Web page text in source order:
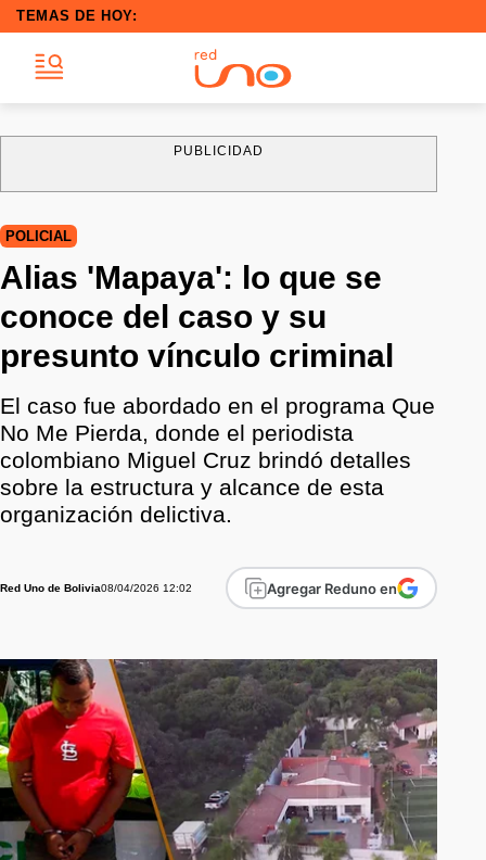
TEMAS DE HOY:
PUBLICIDAD
POLICIAL
Alias 'Mapaya': lo que se
conoce del caso y su
presunto vínculo criminal
El caso fue abordado en el programa Que
No Me Pierda, donde el periodista
colombiano Miguel Cruz brindó detalles
sobre la estructura y alcance de esta
organización delictiva.
Red Uno de Bolivia08/04/2026 12:02 Agregar Reduno en